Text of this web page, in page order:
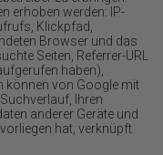
erhoben werden: IP-
Klickpfad,
Browser und das
Seiten, Referrer-URL
haben),
können von Google mit
Ihren
anderer Geräte und
hat, verknüpft